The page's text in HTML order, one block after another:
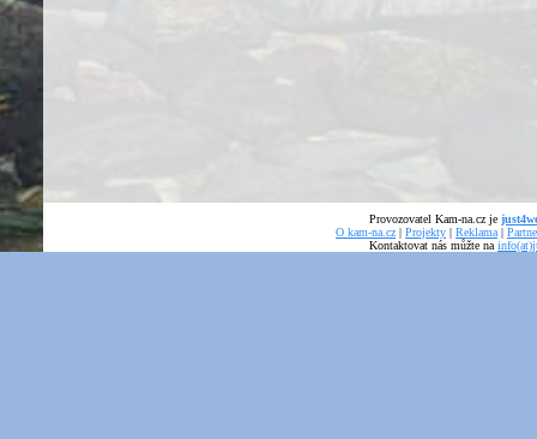
Provozovatel Kam-na.cz je
O kam-na.cz | Projekty | Reklama |
Kontaktovat nás můžte na